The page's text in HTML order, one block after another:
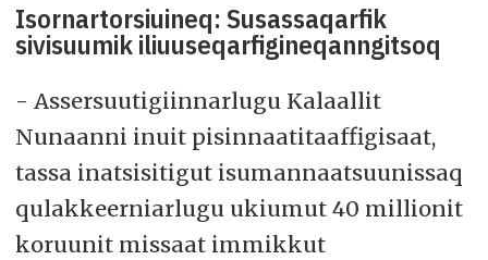
Isornartorsiuineq: Susassaqarfik
sivisuumik iliuuseqarfigineqanngitsoq
- Assersuutigiinnarlugu Kalaallit
Nunaanni inuit pisinnaatitaaffigisaat,
tassa inatsisitigut isumannaatsuunissaq
qulakkeerniarlugu ukiumut 40 millionit
koruunit missaat immikkut